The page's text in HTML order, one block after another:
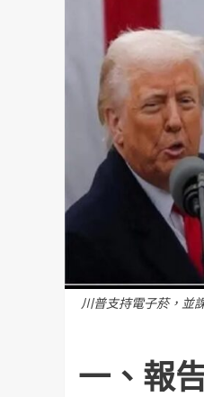
川普支持電子菸，並
一、報